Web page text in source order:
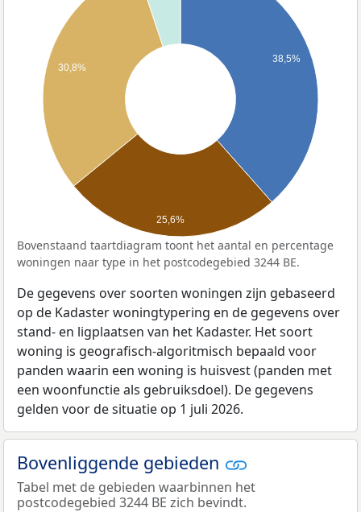
38,5%
30,8%
25,6%
Bovenstaand taartdiagram toont het aantal en percentage
woningen naar type in het postcodegebied 3244 BE.
De gegevens over soorten woningen zijn gebaseerd
op de Kadaster woningtypering en de gegevens over
stand- en ligplaatsen van het Kadaster. Het soort
woning is geografisch-algoritmisch bepaald voor
panden waarin een woning is huisvest (panden met
een woonfunctie als gebruiksdoel). De gegevens
gelden voor de situatie op 1 juli 2026.
Bovenliggende gebieden
Tabel met de gebieden waarbinnen het
postcodegebied 3244 BE zich bevindt.